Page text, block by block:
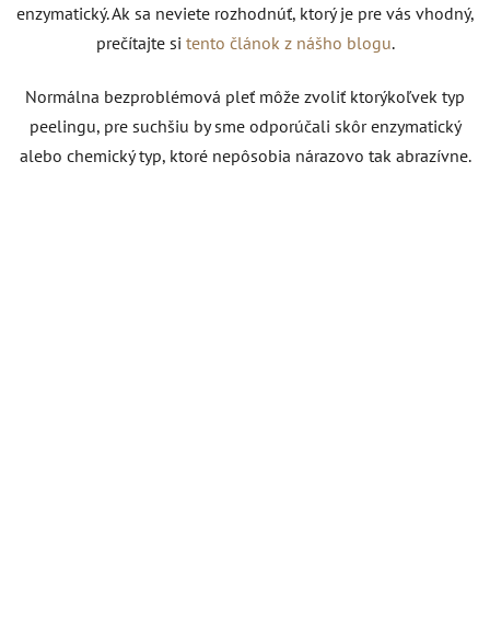
enzymatický. Ak sa neviete rozhodnúť, ktorý je pre vás vhodný,
prečítajte si tento článok z nášho blogu.
Normálna bezproblémová pleť môže zvoliť ktorýkoľvek typ
peelingu, pre suchšiu by sme odporúčali skôr enzymatický
alebo chemický typ, ktoré nepôsobia nárazovo tak abrazívne.